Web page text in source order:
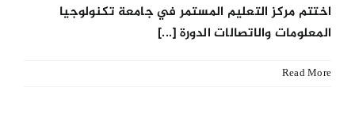
اختتم مركز التعليم المستمر في جامعة تكنولوجيا
المعلومات والاتصالات الدورة [...]
Read More